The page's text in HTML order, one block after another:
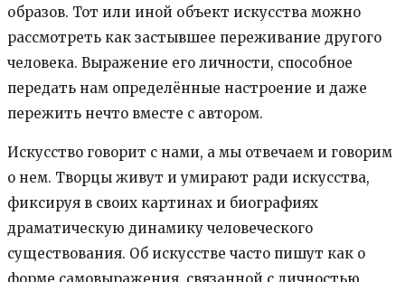
образов. Тот или иной объект искусства можно
рассмотреть как застывшее переживание другого
человека. Выражение его личности, способное
передать нам определённые настроение и даже
пережить нечто вместе с автором.
Искусство говорит с нами, а мы отвечаем и говорим
о нем. Творцы живут и умирают ради искусства,
фиксируя в своих картинах и биографиях
драматическую динамику человеческого
существования. Об искусстве часто пишут как о